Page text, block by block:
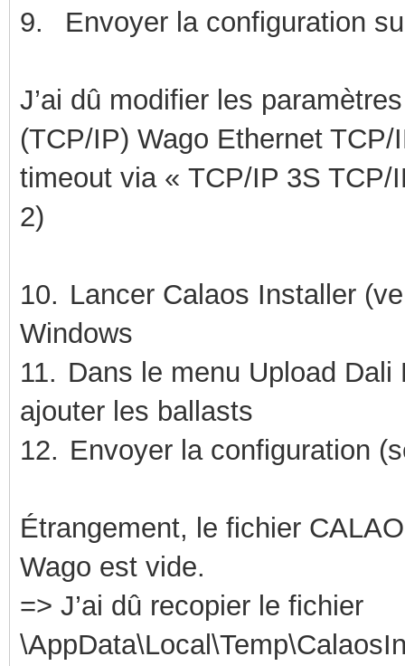
9.
Envoyer la configuration
J’ai dû modifier les
(TCP/IP) Wago Ethernet
timeout via « TCP/IP 3S
2)
10. Lancer Calaos Installer
Windows
11. Dans le menu Upload
ajouter les ballasts
12. Envoyer la configuration
Étrangement, le fichier
Wago est vide.
=> J’ai dû recopier le fichier